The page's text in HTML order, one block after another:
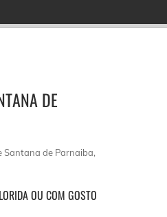
DE
Santana de Parnaiba,
OU COM GOSTO